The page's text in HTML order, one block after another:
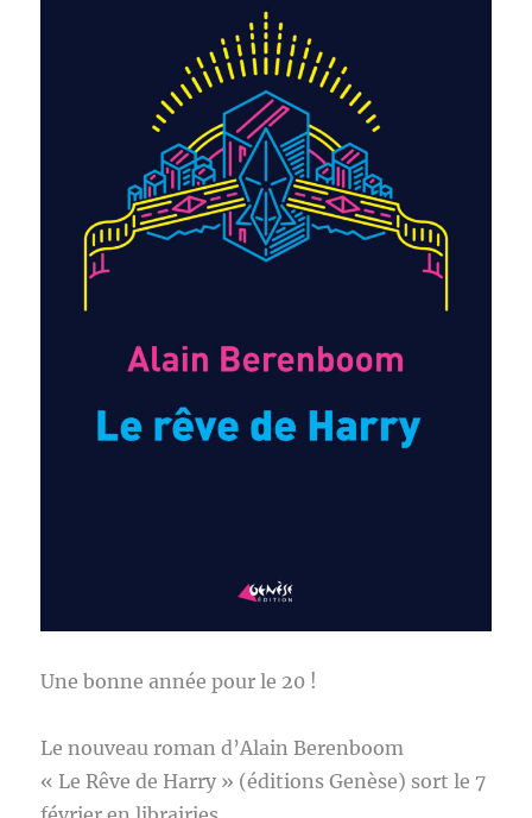
Une bonne année pour le 20 !
Le nouveau roman d’Alain Berenboom
« Le Rêve de Harry » (éditions Genèse) sort le 7